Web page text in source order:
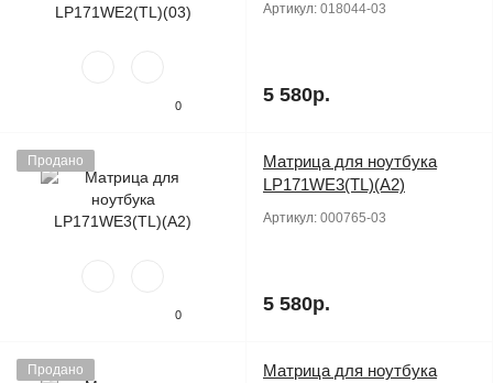
0
Артикул: 018044-03
5 580р.
Продано
0
Матрица для ноутбука
LP171WE3(TL)(A2)
Артикул: 000765-03
5 580р.
Продано
Матрица для ноутбука